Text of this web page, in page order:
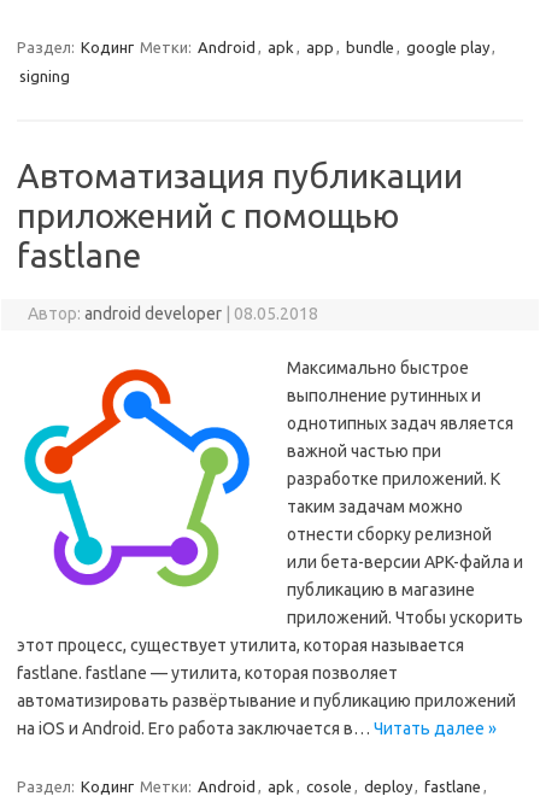
Раздел: Кодинг Метки: Android , apk , app , bundle , google play,
signing
Автоматизация публикации
приложений с помощью
fastlane
Автор: android developer 08.05.2018
Максимально быстрое
выполнение рутинных и
однотипных задач является
важной частью при
разработке приложений. К
таким задачам можно
отнести сборку релизной
или бета-версии APK-файла и
публикацию в магазине
приложений. Чтобы ускорить
этот процесс, существует утилита, которая называется
fastlane. fastlane — утилита, которая позволяет
автоматизировать развёртывание и публикацию приложений
на iOS и Android. Его работа заключается в… Читать далее »
Раздел: Кодинг Метки: Android , apk , cosole , deploy, fastlane ,